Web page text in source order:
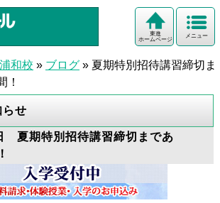
メニュー
東進
ホームページ
和校 » ブログ » 夏期特別招待講習締切ま
！
せ
夏期特別招待講習締切まであ